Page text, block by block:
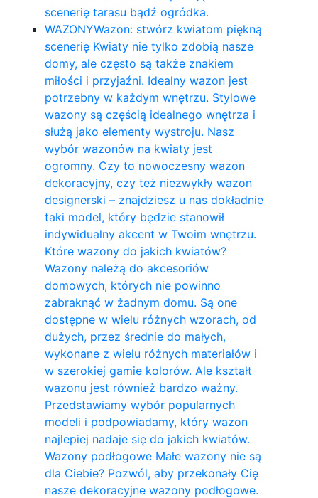
scenerię tarasu bądź ogródka.
WAZONYWazon: stwórz kwiatom piękną
scenerię Kwiaty nie tylko zdobią nasze
domy, ale często są także znakiem
miłości i przyjaźni. Idealny wazon jest
potrzebny w każdym wnętrzu. Stylowe
wazony są częścią idealnego wnętrza i
służą jako elementy wystroju. Nasz
wybór wazonów na kwiaty jest
ogromny. Czy to nowoczesny wazon
dekoracyjny, czy też niezwykły wazon
designerski – znajdziesz u nas dokładnie
taki model, który będzie stanowił
indywidualny akcent w Twoim wnętrzu.
Które wazony do jakich kwiatów?
Wazony należą do akcesoriów
domowych, których nie powinno
zabraknąć w żadnym domu. Są one
dostępne w wielu różnych wzorach, od
dużych, przez średnie do małych,
wykonane z wielu różnych materiałów i
w szerokiej gamie kolorów. Ale kształt
wazonu jest również bardzo ważny.
Przedstawiamy wybór popularnych
modeli i podpowiadamy, który wazon
najlepiej nadaje się do jakich kwiatów.
Wazony podłogowe Małe wazony nie są
dla Ciebie? Pozwól, aby przekonały Cię
nasze dekoracyjne wazony podłogowe.